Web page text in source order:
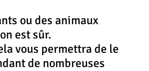
ou des animaux
est sûr.
vous permettra de le
de nombreuses